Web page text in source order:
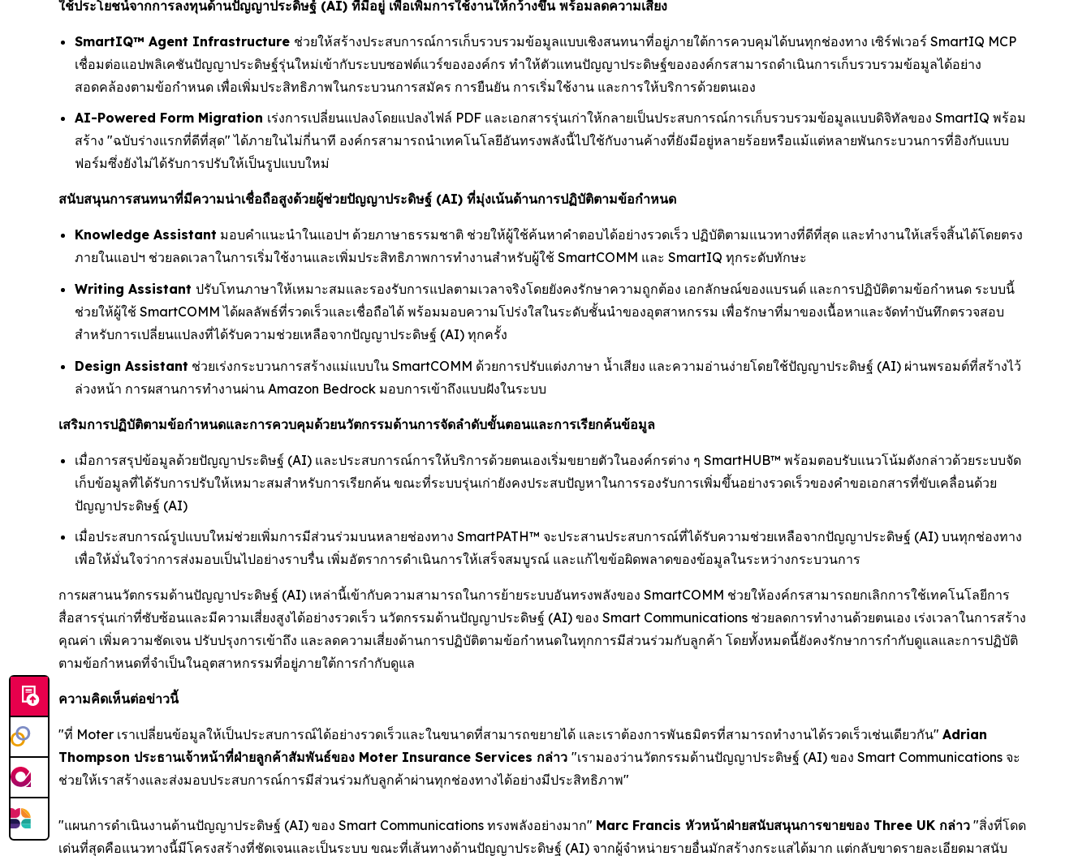
ใช้ประโยชน์จากการลงทุนด้านปัญญาประดิษฐ์ (AI) ที่มีอยู่ เพื่อเพิ่มการใช้งานให้กว้างขึ้น พร้อมลดความเสี่ยง
SmartIQ™ Agent Infrastructure ช่วยให้สร้างประสบการณ์การเก็บรวบรวมข้อมูลแบบเชิงสนทนาที่อยู่ภายใต้การควบคุมได้บนทุกช่องทาง เซิร์ฟเวอร์ SmartIQ MCP
เชื่อมต่อแอปพลิเคชันปัญญาประดิษฐ์รุ่นใหม่เข้ากับระบบซอฟต์แวร์ขององค์กร ทำให้ตัวแทนปัญญาประดิษฐ์ขององค์กรสามารถดำเนินการเก็บรวบรวมข้อมูลได้อย่าง
สอดคล้องตามข้อกำหนด เพื่อเพิ่มประสิทธิภาพในกระบวนการสมัคร การยืนยัน การเริ่มใช้งาน และการให้บริการด้วยตนเอง
AI-Powered Form Migration เร่งการเปลี่ยนแปลงโดยแปลงไฟล์ PDF และเอกสารรุ่นเก่าให้กลายเป็นประสบการณ์การเก็บรวบรวมข้อมูลแบบดิจิทัลของ SmartIQ พร้อม
สร้าง "ฉบับร่างแรกที่ดีที่สุด" ได้ภายในไม่กี่นาที องค์กรสามารถนำเทคโนโลยีอันทรงพลังนี้ไปใช้กับงานค้างที่ยังมีอยู่หลายร้อยหรือแม้แต่หลายพันกระบวนการที่อิงกับแบบ
ฟอร์มซึ่งยังไม่ได้รับการปรับให้เป็นรูปแบบใหม่
สนับสนุนการสนทนาที่มีความน่าเชื่อถือสูงด้วยผู้ช่วยปัญญาประดิษฐ์ (AI) ที่มุ่งเน้นด้านการปฏิบัติตามข้อกำหนด
Knowledge Assistant มอบคำแนะนำในแอปฯ ด้วยภาษาธรรมชาติ ช่วยให้ผู้ใช้ค้นหาคำตอบได้อย่างรวดเร็ว ปฏิบัติตามแนวทางที่ดีที่สุด และทำงานให้เสร็จสิ้นได้โดยตรง
ภายในแอปฯ ช่วยลดเวลาในการเริ่มใช้งานและเพิ่มประสิทธิภาพการทำงานสำหรับผู้ใช้ SmartCOMM และ SmartIQ ทุกระดับทักษะ
Writing Assistant ปรับโทนภาษาให้เหมาะสมและรองรับการแปลตามเวลาจริงโดยยังคงรักษาความถูกต้อง เอกลักษณ์ของแบรนด์ และการปฏิบัติตามข้อกำหนด ระบบนี้
ช่วยให้ผู้ใช้ SmartCOMM ได้ผลลัพธ์ที่รวดเร็วและเชื่อถือได้ พร้อมมอบความโปร่งใสในระดับชั้นนำของอุตสาหกรรม เพื่อรักษาที่มาของเนื้อหาและจัดทำบันทึกตรวจสอบ
สำหรับการเปลี่ยนแปลงที่ได้รับความช่วยเหลือจากปัญญาประดิษฐ์ (AI) ทุกครั้ง
Design Assistant ช่วยเร่งกระบวนการสร้างแม่แบบใน SmartCOMM ด้วยการปรับแต่งภาษา น้ำเสียง และความอ่านง่ายโดยใช้ปัญญาประดิษฐ์ (AI) ผ่านพรอมต์ที่สร้างไว้
ล่วงหน้า การผสานการทำงานผ่าน Amazon Bedrock มอบการเข้าถึงแบบฝังในระบบ
เสริมการปฏิบัติตามข้อกำหนดและการควบคุมด้วยนวัตกรรมด้านการจัดลำดับขั้นตอนและการเรียกค้นข้อมูล
เมื่อการสรุปข้อมูลด้วยปัญญาประดิษฐ์ (AI) และประสบการณ์การให้บริการด้วยตนเองเริ่มขยายตัวในองค์กรต่าง ๆ SmartHUB™ พร้อมตอบรับแนวโน้มดังกล่าวด้วยระบบจัด
เก็บข้อมูลที่ได้รับการปรับให้เหมาะสมสำหรับการเรียกค้น ขณะที่ระบบรุ่นเก่ายังคงประสบปัญหาในการรองรับการเพิ่มขึ้นอย่างรวดเร็วของคำขอเอกสารที่ขับเคลื่อนด้วย
ปัญญาประดิษฐ์ (AI)
เมื่อประสบการณ์รูปแบบใหม่ช่วยเพิ่มการมีส่วนร่วมบนหลายช่องทาง SmartPATH™ จะประสานประสบการณ์ที่ได้รับความช่วยเหลือจากปัญญาประดิษฐ์ (AI) บนทุกช่องทาง
เพื่อให้มั่นใจว่าการส่งมอบเป็นไปอย่างราบรื่น เพิ่มอัตราการดำเนินการให้เสร็จสมบูรณ์ และแก้ไขข้อผิดพลาดของข้อมูลในระหว่างกระบวนการ
การผสานนวัตกรรมด้านปัญญาประดิษฐ์ (AI) เหล่านี้เข้ากับความสามารถในการย้ายระบบอันทรงพลังของ SmartCOMM ช่วยให้องค์กรสามารถยกเลิกการใช้เทคโนโลยีการ
สื่อสารรุ่นเก่าที่ซับซ้อนและมีความเสี่ยงสูงได้อย่างรวดเร็ว นวัตกรรมด้านปัญญาประดิษฐ์ (AI) ของ Smart Communications ช่วยลดการทำงานด้วยตนเอง เร่งเวลาในการสร้าง
คุณค่า เพิ่มความชัดเจน ปรับปรุงการเข้าถึง และลดความเสี่ยงด้านการปฏิบัติตามข้อกำหนดในทุกการมีส่วนร่วมกับลูกค้า โดยทั้งหมดนี้ยังคงรักษาการกำกับดูแลและการปฏิบัติ
ตามข้อกำหนดที่จำเป็นในอุตสาหกรรมที่อยู่ภายใต้การกำกับดูแล
ความคิดเห็นต่อข่าวนี้
"ที่ Moter เราเปลี่ยนข้อมูลให้เป็นประสบการณ์ได้อย่างรวดเร็วและในขนาดที่สามารถขยายได้ และเราต้องการพันธมิตรที่สามารถทำงานได้รวดเร็วเช่นเดียวกัน" Adrian
Thompson ประธานเจ้าหน้าที่ฝ่ายลูกค้าสัมพันธ์ของ Moter Insurance Services กล่าว "เรามองว่านวัตกรรมด้านปัญญาประดิษฐ์ (AI) ของ Smart Communications จะ
ช่วยให้เราสร้างและส่งมอบประสบการณ์การมีส่วนร่วมกับลูกค้าผ่านทุกช่องทางได้อย่างมีประสิทธิภาพ"
"แผนการดำเนินงานด้านปัญญาประดิษฐ์ (AI) ของ Smart Communications ทรงพลังอย่างมาก" Marc Francis หัวหน้าฝ่ายสนับสนุนการขายของ Three UK กล่าว "สิ่งที่โดด
เด่นที่สุดคือแนวทางนี้มีโครงสร้างที่ชัดเจนและเป็นระบบ ขณะที่เส้นทางด้านปัญญาประดิษฐ์ (AI) จากผู้จำหน่ายรายอื่นมักสร้างกระแสได้มาก แต่กลับขาดรายละเอียดมาสนับ